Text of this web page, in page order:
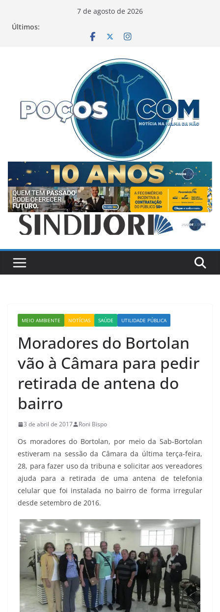
7 de agosto de 2026
Últimos:
MEIO AMBIENTE NOTÍCIAS SAÚDE UTILIDADE PÚBLICA
Moradores do Bortolan
vão à Câmara para pedir
retirada de antena do
bairro
3 de abril de 2017 Roni Bispo
Os moradores do Bortolan, por meio da Sab-Bortolan
estiveram na sessão da Câmara da última terça-feira,
28, para fazer uso da tribuna e solicitar aos vereadores
ajuda para a retirada de uma antena de telefonia
celular que foi instalada no bairro de forma irregular
desde setembro de 2016.